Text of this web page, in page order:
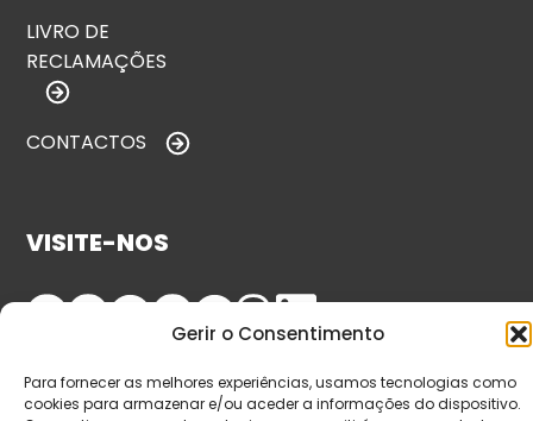
Gerir o Consentimento
Para fornecer as melhores experiências, usamos tecnologias como
cookies para armazenar e/ou aceder a informações do dispositivo.
LIVRO DE
RECLAMAÇÕES
CONTACTOS
VISITE-NOS